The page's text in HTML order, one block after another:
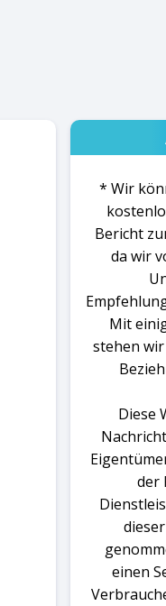
* Wir
Bericht
da wir
Mit
stehen
Diese
der
einen